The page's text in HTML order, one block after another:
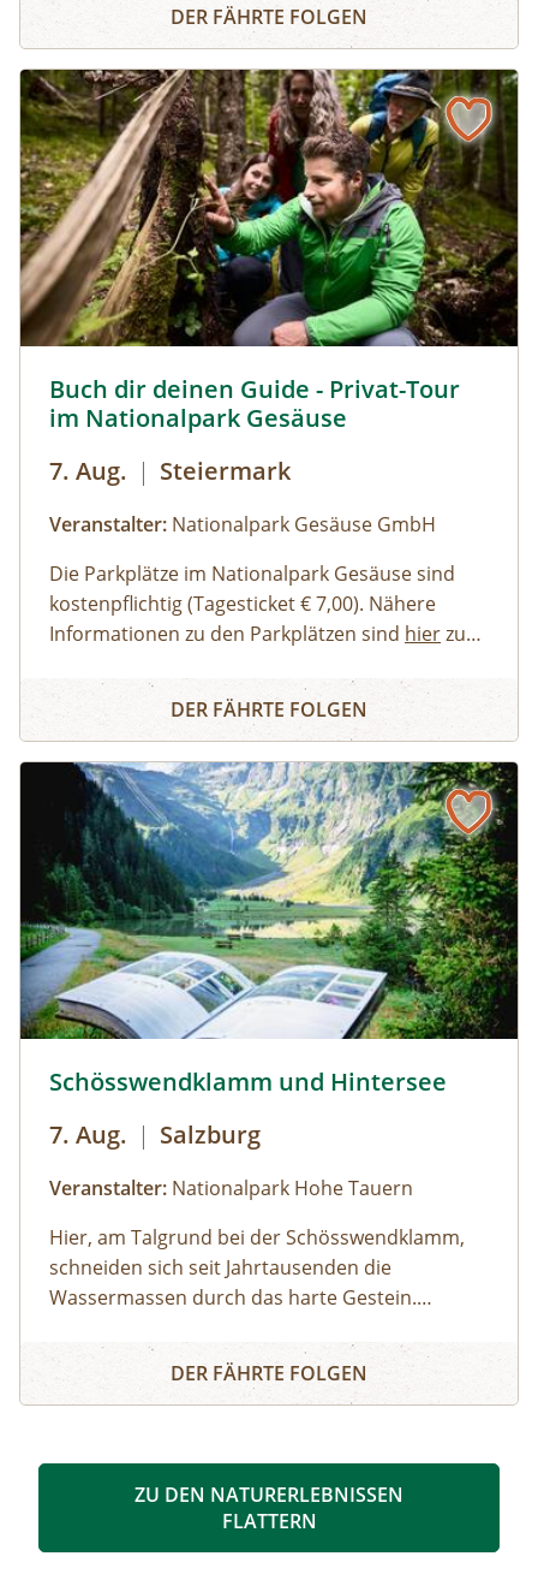
Natur und besondere Orte.
Bus muss gestellt werden. Auf Wunsch ist eine
Kaffeepause im Nationalpark Pavillon
Gstatterboden möglich (nicht im Preis
inkludiert, muss selbst organisiert
werden).Wetterfeste Bekleidung und festes
Schuhwerk für Zwischenstopps ist
empfehlenswert.
DER FÄHRTE FOLGEN
Buch dir deinen Guide - Privat-Tour
im Nationalpark Gesäuse
7. Aug. | Steiermark
Veranstalter: Nationalpark Gesäuse GmbH
Die Parkplätze im Nationalpark Gesäuse sind
kostenpflichtig (Tagesticket € 7,00). Nähere
Informationen zu den Parkplätzen sind hierzu
den Nationalpark Gesäuse stehen
zur
Familien, Erwachsene mit Kindern
Kinder und Jugendliche
Buch dir deinen Guide - Privat-Tour im Nationalpark
DER FÄHRTE FOLGEN
Schösswendklamm und Hintersee
7. Aug. | Salzburg
Veranstalter: Nationalpark Hohe Tauern
Hier, am Talgrund bei der Schösswendklamm,
schneiden sich seit Jahrtausenden die
Wassermassen durch das harte Gestein.
Kolke und kleine Wasserfälle entstanden. Der
Klamm folgend geht es weiter bis zum Hintersee
mit Blick über den Talschluss mit seinen
Schösswendklamm und Hintersee
DER FÄHRTE FOLGEN
ZU DEN NATURERLEBNISSEN
FLATTERN